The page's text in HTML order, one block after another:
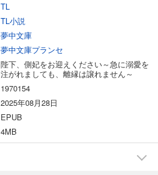
TL
TL小説
夢中文庫
夢中文庫プランセ
陛下、側妃をお迎えください～急に溺愛を
注がれましても、離縁は譲れません～
1970154
2025年08月28日
EPUB
4MB